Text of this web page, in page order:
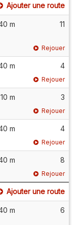
Ajouter une route
m 11
Rejouer
m 4
Rejouer
m 3
Rejouer
m 4
Rejouer
m 8
Rejouer
Ajouter une route
m 6